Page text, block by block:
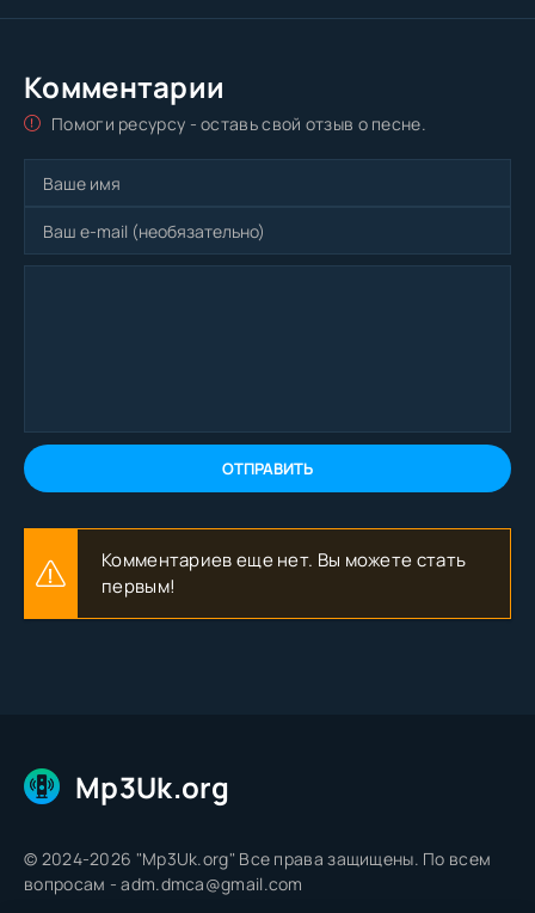
Комментарии
Помоги ресурсу - оставь свой отзыв о песне.
ОТПРАВИТЬ
Комментариев еще нет. Вы можете стать
первым!
Mp3Uk.org
© 2024-2026 "Mp3Uk.org" Все права защищены. По всем
вопросам - adm.dmca@gmail.com